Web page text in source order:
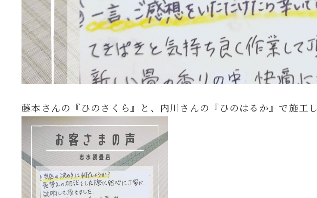
藤本さんの『ひのさくら』と、内川さんの『ひのはるか』で施工